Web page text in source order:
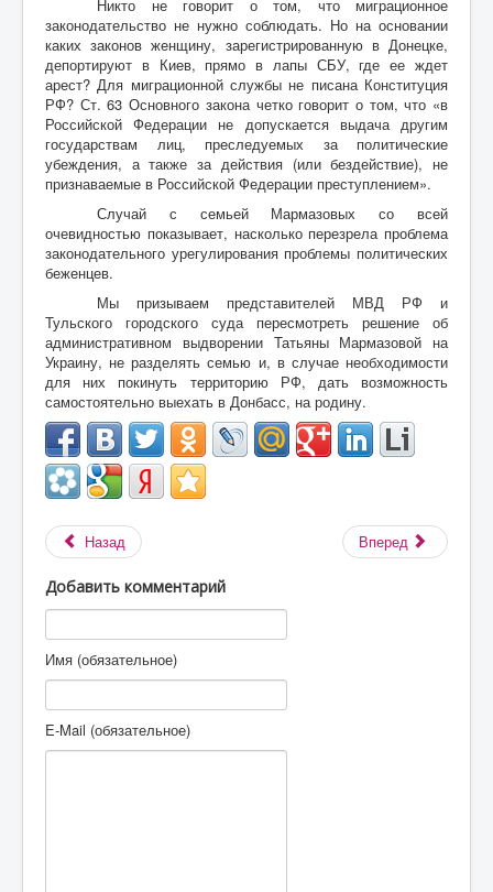
Никто не говорит о том, что миграционное
законодательство не нужно соблюдать. Но на основании
каких законов женщину, зарегистрированную в Донецке,
депортируют в Киев, прямо в лапы СБУ, где ее ждет
арест? Для миграционной службы не писана Конституция
РФ? Ст. 63 Основного закона четко говорит о том, что «в
Российской Федерации не допускается выдача другим
государствам лиц, преследуемых за политические
убеждения, а также за действия (или бездействие), не
признаваемые в Российской Федерации преступлением».
Случай с семьей Мармазовых со всей
очевидностью показывает, насколько перезрела проблема
законодательного урегулирования проблемы политических
беженцев.
Мы призываем представителей МВД РФ и
Тульского городского суда пересмотреть решение об
административном выдворении Татьяны Мармазовой на
Украину, не разделять семью и, в случае необходимости
для них покинуть территорию РФ, дать возможность
самостоятельно выехать в Донбасс, на родину.
Назад Вперед
Добавить комментарий
Имя (обязательное)
E-Mail (обязательное)